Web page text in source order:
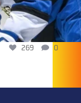
269 0